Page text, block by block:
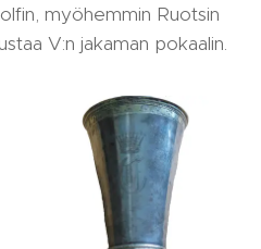
myöhemmin Ruotsin
V:n jakaman pokaalin.